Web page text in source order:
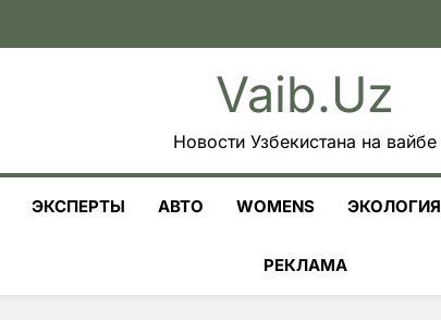
Vaib.uz
Новости Узбекистана на вайбе
ЭКСПЕРТЫ АВТО WOMENS ЭКОЛОГИЯ
РЕКЛАМА